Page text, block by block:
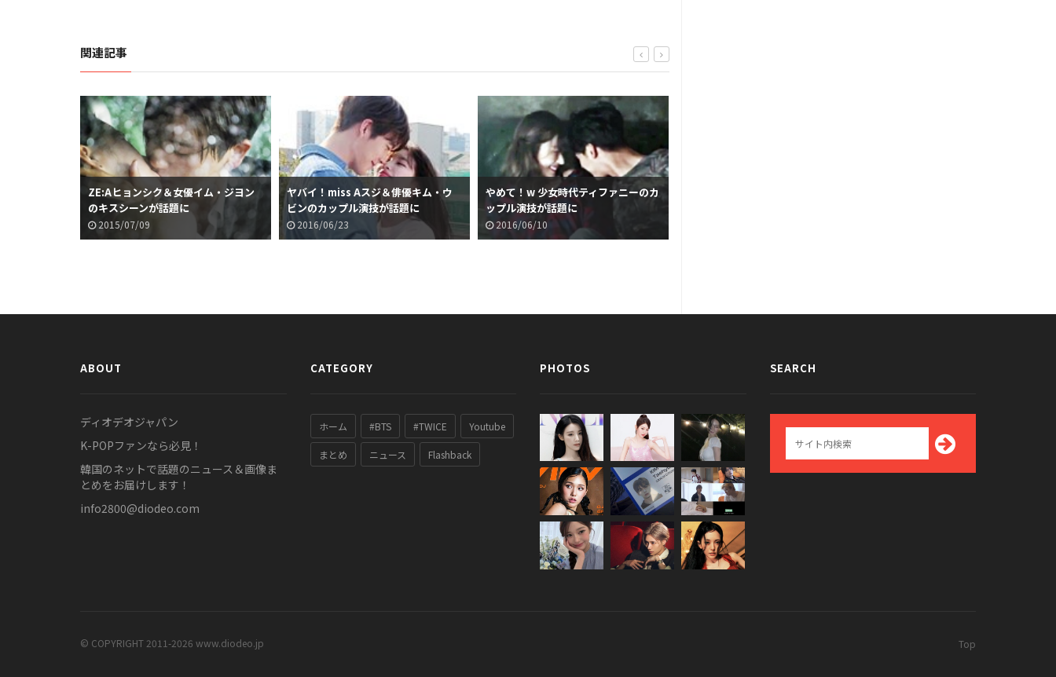
関連記事
ZE:Aヒョンシク＆女優イム・ジヨン
のキスシーンが話題に
2015/07/09
ヤバイ！miss Aスジ＆俳優キム・ウ
ビンのカップル演技が話題に
2016/06/23
やめて！w 少女時代ティファニーのカ
ップル演技が話題に
2016/06/10
ABOUT
ディオデオジャパン
K-POPファンなら必見！
韓国のネットで話題のニュース＆画像ま
とめをお届けします！
info2800@diodeo.com
CATEGORY
ホーム #BTS #TWICE Youtube
まとめ ニュース Flashback
PHOTOS SEARCH
© COPYRIGHT 2011-2026 www.diodeo.jp Top